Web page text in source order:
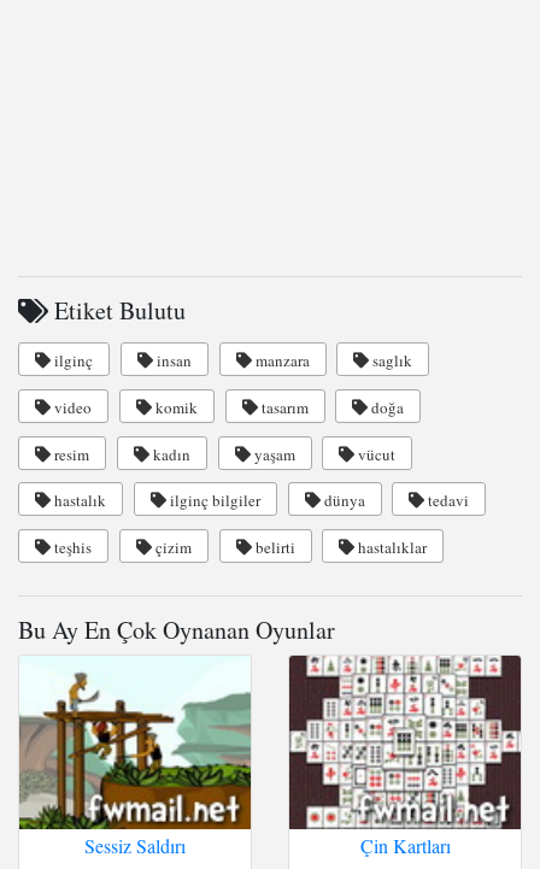
Etiket Bulutu
ilginç insan manzara saglık
video komik tasarım doğa
resim kadın yaşam vücut
hastalık ilginç bilgiler dünya tedavi
teşhis çizim belirti hastalıklar
Bu Ay En Çok Oynanan Oyunlar
Sessiz Saldırı Çin Kartları